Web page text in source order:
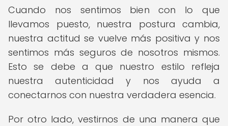
Cuando nos sentimos bien con lo que
llevamos puesto, nuestra postura cambia,
nuestra actitud se vuelve más positiva y nos
sentimos más seguros de nosotros mismos.
Esto se debe a que nuestro estilo refleja
nuestra autenticidad y nos ayuda a
conectarnos con nuestra verdadera esencia.
Por otro lado, vestirnos de una manera que